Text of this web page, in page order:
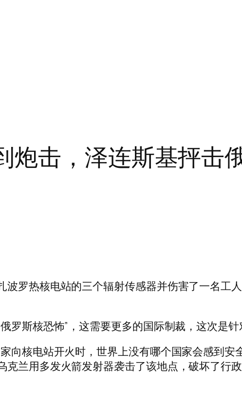
炮击，泽连斯基抨击
罗热核电站的三个辐射传感器并伤害了一名工
罗斯核恐怖”，这需要更多的国际制裁，这次是针
向核电站开火时，世界上没有哪个国家会感到安
兰用多发火箭发射器袭击了该地点，破坏了行